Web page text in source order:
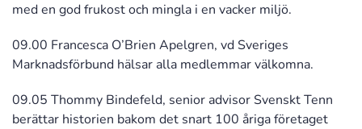
med en god frukost och mingla i en vacker miljö.
09.00 Francesca O’Brien Apelgren, vd Sveriges
Marknadsförbund hälsar alla medlemmar välkomna.
09.05 Thommy Bindefeld, senior advisor Svenskt Tenn
berättar historien bakom det snart 100 åriga företaget